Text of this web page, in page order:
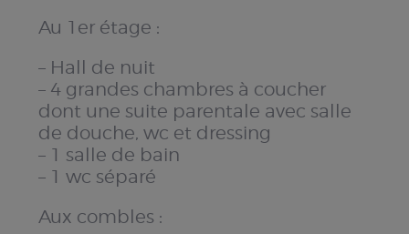
Au 1er étage :
– Hall de nuit
– 4 grandes chambres à coucher
dont une suite parentale avec salle
de douche, wc et dressing
– 1 salle de bain
– 1 wc séparé
Aux combles :